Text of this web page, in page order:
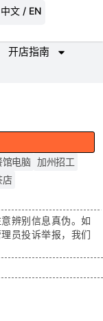
中文 / EN
开店指南
馆电脑
加州招工
店
辨别信息真伪。如
员投诉举报，我们